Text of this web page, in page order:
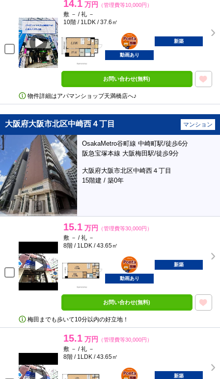
14.1 万円 （管理費等10,000円）
敷 － / 礼 －
10階 / 1LDK / 37.6㎡
ポンタ
部屋
新築
動画あり
お問い合わせ(無料)
物件詳細はアパマンショップ天満橋店へ♪
大阪府大阪市北区中崎西４丁目 マンション
OsakaMetro谷町線 中崎町駅/徒歩6分
阪急宝塚本線 大阪梅田駅/徒歩9分
大阪府大阪市北区中崎西４丁目
15階建 / 築0年
15.1 万円 （管理費等30,000円）
敷 － / 礼 －
8階 / 1LDK / 43.65㎡
ポンタ
部屋
新築
動画あり
お問い合わせ(無料)
梅田までも歩いて10分以内の好立地！
15.1 万円 （管理費等30,000円）
敷 － / 礼 －
8階 / 1LDK / 43.65㎡
ポンタ
部屋
新築